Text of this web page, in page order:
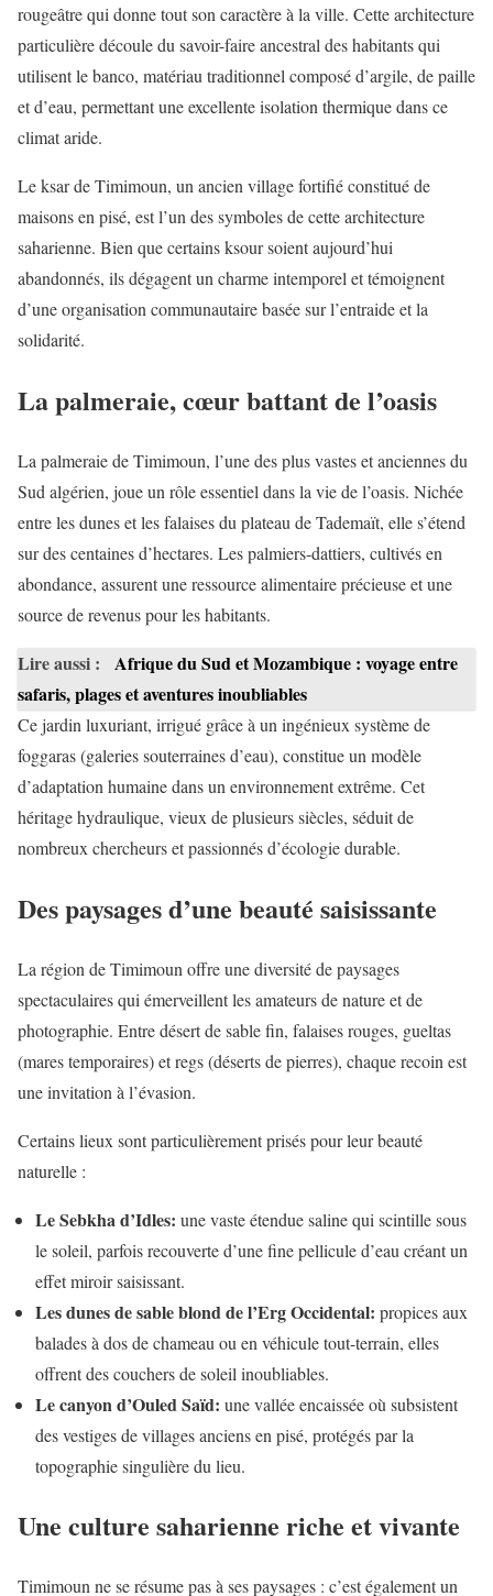
rougeâtre qui donne tout son caractère à la ville. Cette architecture
particulière découle du savoir-faire ancestral des habitants qui
utilisent le banco, matériau traditionnel composé d’argile, de paille
et d’eau, permettant une excellente isolation thermique dans ce
climat aride.
Le ksar de Timimoun, un ancien village fortifié constitué de
maisons en pisé, est l’un des symboles de cette architecture
saharienne. Bien que certains ksour soient aujourd’hui
abandonnés, ils dégagent un charme intemporel et témoignent
d’une organisation communautaire basée sur l’entraide et la
solidarité.
La palmeraie, cœur battant de l’oasis
La palmeraie de Timimoun, l’une des plus vastes et anciennes du
Sud algérien, joue un rôle essentiel dans la vie de l’oasis. Nichée
entre les dunes et les falaises du plateau de Tademaït, elle s’étend
sur des centaines d’hectares. Les palmiers-dattiers, cultivés en
abondance, assurent une ressource alimentaire précieuse et une
source de revenus pour les habitants.
Lire aussi :
Afrique du Sud et Mozambique : voyage entre
safaris, plages et aventures inoubliables
Ce jardin luxuriant, irrigué grâce à un ingénieux système de
foggaras (galeries souterraines d’eau), constitue un modèle
d’adaptation humaine dans un environnement extrême. Cet
héritage hydraulique, vieux de plusieurs siècles, séduit de
nombreux chercheurs et passionnés d’écologie durable.
Des paysages d’une beauté saisissante
La région de Timimoun offre une diversité de paysages
spectaculaires qui émerveillent les amateurs de nature et de
photographie. Entre désert de sable fin, falaises rouges, gueltas
(mares temporaires) et regs (déserts de pierres), chaque recoin est
une invitation à l’évasion.
Certains lieux sont particulièrement prisés pour leur beauté
naturelle :
Le Sebkha d’Idles: une vaste étendue saline qui scintille sous
le soleil, parfois recouverte d’une fine pellicule d’eau créant un
effet miroir saisissant.
Les dunes de sable blond de l’Erg Occidental: propices aux
balades à dos de chameau ou en véhicule tout-terrain, elles
offrent des couchers de soleil inoubliables.
Le canyon d’Ouled Saïd: une vallée encaissée où subsistent
des vestiges de villages anciens en pisé, protégés par la
topographie singulière du lieu.
Une culture saharienne riche et vivante
Timimoun ne se résume pas à ses paysages : c’est également un